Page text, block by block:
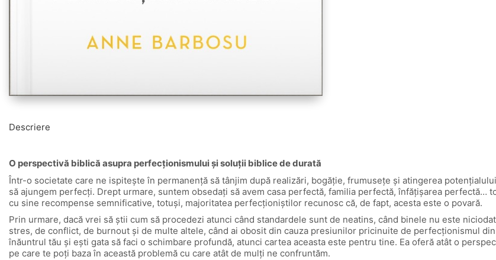
Descriere
O perspectivă biblică asupra perfecționismului și soluții biblice de durată
Într-o societate care ne ispitește în permanență să tânjim după realizări, bogăție, frumusețe și atingerea
să ajungem perfecți. Drept urmare, suntem obsedați să avem casa perfectă, familia perfectă, înfățișarea
cu sine recompense semnificative, totuși, majoritatea perfecționiștilor recunosc că, de fapt, acesta este o povară.
Prin urmare, dacă vrei să știi cum să procedezi atunci când standardele sunt de neatins, când binele nu este
stres, de conflict, de burnout și de multe altele, când ai obosit din cauza presiunilor pricinuite de perfecționismul
înăuntrul tău și ești gata să faci o schimbare profundă, atunci cartea aceasta este pentru tine. Ea oferă atât o
pe care te poți baza în această problemă cu care atât de mulți ne confruntăm.